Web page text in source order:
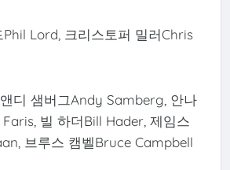
Phil Lord, 크리스토퍼 밀러Chris
디 샘버그Andy Samberg, 안나
빌 하더Bill Hader, 제임스
브루스 캠벨Bruce Campbell